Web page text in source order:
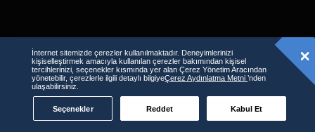
İnternet sitemizde çerezler kullanılmaktadır. Deneyimlerinizi
kişiselleştirmek amacıyla kullanılan çerezler bakımından kişisel
tercihlerinizi, seçenekler kısmında yer alan Çerez Yönetim Aracından
yönetebilir, çerezlerle ilgili detaylı bilgiyeÇerez Aydınlatma Metni’nden
ulaşabilirsiniz.
Seçenekler Reddet Kabul Et